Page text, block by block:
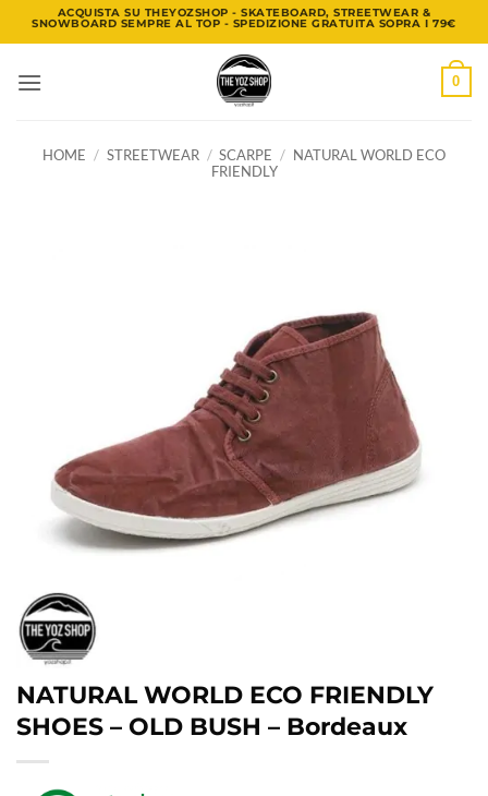
ai
ACQUISTA SU THEYOZSHOP - SKATEBOARD, STREETWEAR &
SNOWBOARD SEMPRE AL TOP - SPEDIZIONE GRATUITA SOPRA I 79€
0
HOME / STREETWEAR / SCARPE / NATURAL WORLD ECO
FRIENDLY
NATURAL WORLD ECO FRIENDLY
SHOES – OLD BUSH – Bordeaux